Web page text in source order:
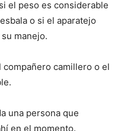
el peso es considerable
o si el aparatejo
manejo.
camillero o el
una persona que
en el momento.